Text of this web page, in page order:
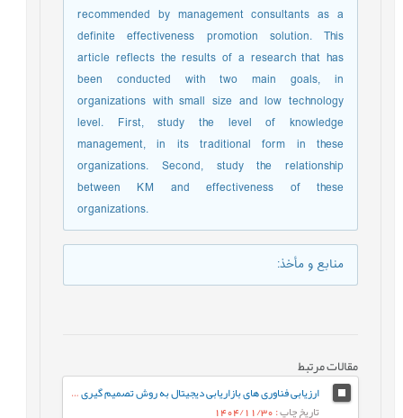
recommended by management consultants as a
definite effectiveness promotion solution. This
article reflects the results of a research that has
been conducted with two main goals, in
organizations with small size and low technology
level. First, study the level of knowledge
management, in its traditional form in these
organizations. Second, study the relationship
between KM and effectiveness of these
organizations.
منابع و مأخذ:
مقالات مرتبط
ارزیابی فناوری های بازاریابی دیجیتال به روش تصمیم گیری چند معیاره فازی (مورد مطالعه شرکت گوشتی کاله)
تاریخ چاپ: 1404/11/30